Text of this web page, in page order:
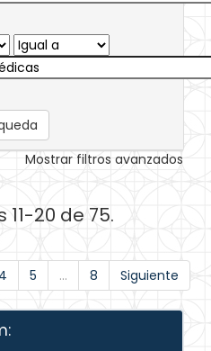
Mostrar filtros avanzados
11-20 de 75.
4 5 ... 8 Siguiente